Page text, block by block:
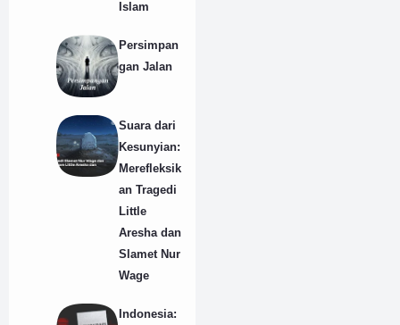
Islam
Persimpan
gan Jalan
Suara dari
Kesunyian:
Merefleksik
an Tragedi
Little
Aresha dan
Slamet Nur
Wage
Indonesia: